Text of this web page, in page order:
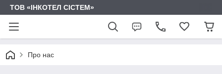
ТОВ «ІНКОТЕЛ СІСТЕМ»
Про нас